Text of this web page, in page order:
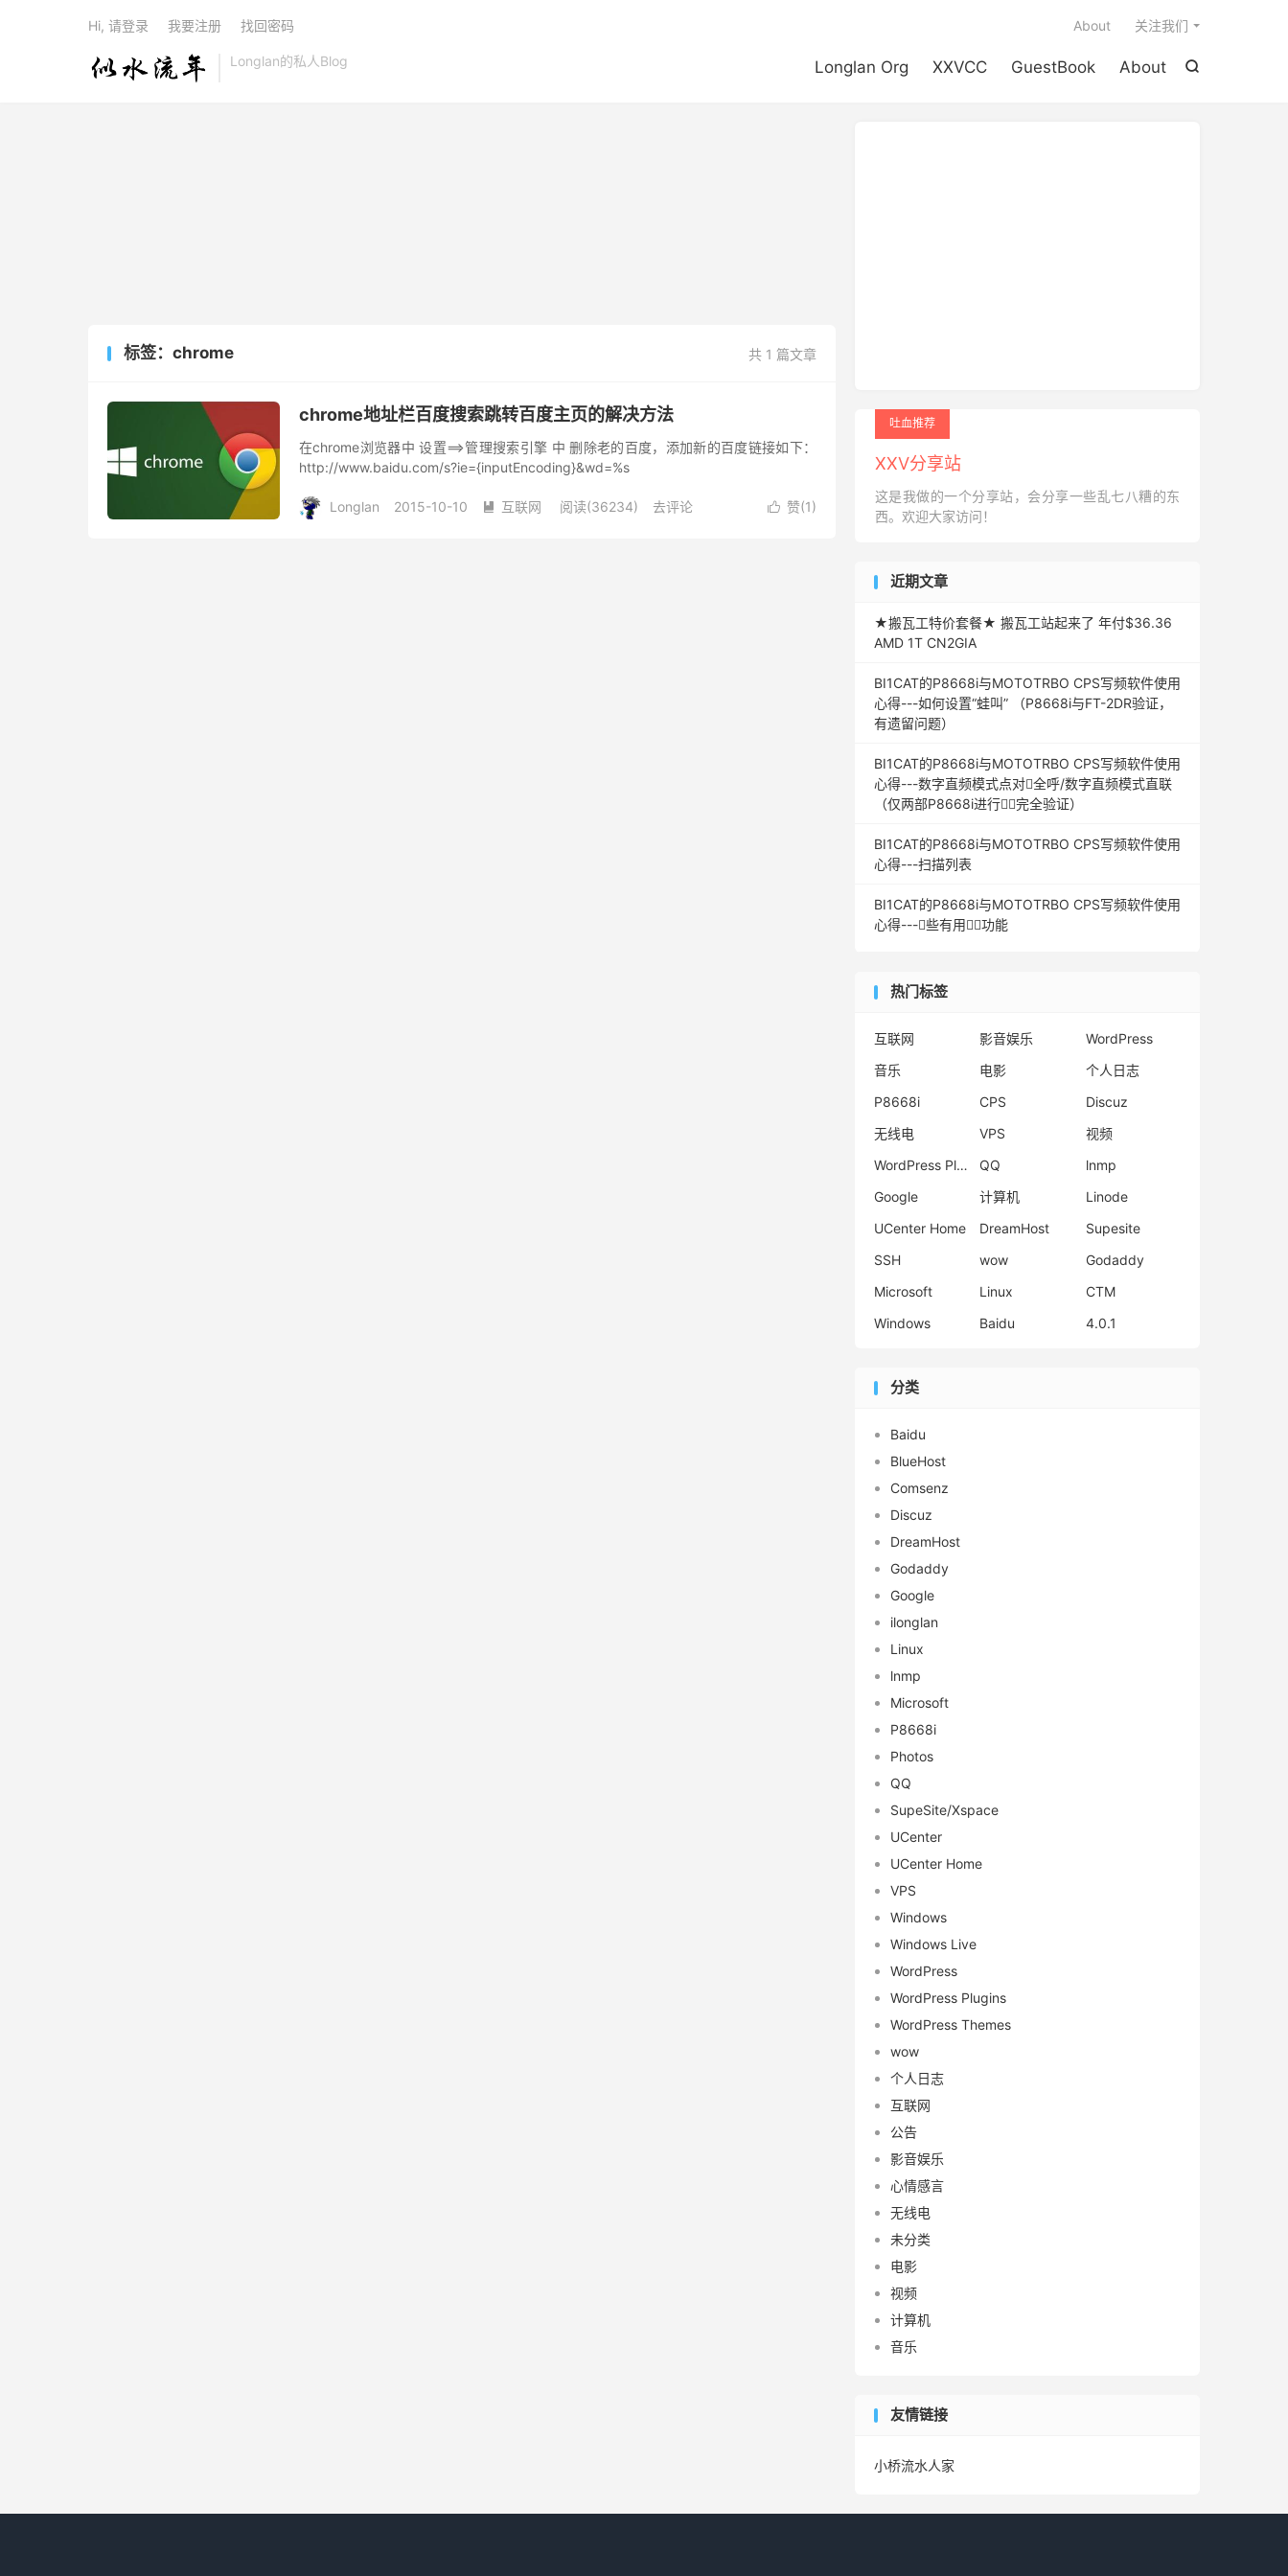
Longlan的私人Blog 
Longlan Org XXVCC GuestBook About
About 关注我们
Hi, 请登录 我要注册 找回密码
共 1 篇文章
标签：chrome
chrome地址栏百度搜索跳转百度主页的解决方法
在chrome浏览器中 设置==>管理搜索引擎 中 删除老的百度，添加新的百度链接如下：
http://www.baidu.com/s?ie={inputEncoding}&wd=%s
 赞(1)
Longlan 2015-10-10  互联网 阅读(36234) 去评论
吐血推荐
XXV分享站
这是我做的一个分享站，会分享一些乱七八糟的东
西。欢迎大家访问！
近期文章
★搬瓦工特价套餐★ 搬瓦工站起来了 年付$36.36
AMD 1T CN2GIA
BI1CAT的P8668i与MOTOTRBO CPS写频软件使用
心得---如何设置“蛙叫” （P8668i与FT-2DR验证，
有遗留问题）
BI1CAT的P8668i与MOTOTRBO CPS写频软件使用
心得---数字直频模式点对全呼/数字直频模式直联
（仅两部P8668i进行完全验证）
BI1CAT的P8668i与MOTOTRBO CPS写频软件使用
心得---扫描列表
BI1CAT的P8668i与MOTOTRBO CPS写频软件使用
心得---些有用功能
热门标签
互联网 影音娱乐
WordPress
音乐
电影
个人日志
P8668i
CPS
Discuz
无线电
VPS
视频
WordPress Plugins
QQ
lnmp
Google
计算机
Linode
UCenter Home
DreamHost
Supesite
SSH
wow
Godaddy
Microsoft
Linux
CTM
Windows
Baidu 4.0.1
分类
Baidu
BlueHost
Comsenz
Discuz
DreamHost
Godaddy
Google
ilonglan
Linux
lnmp
Microsoft
P8668i
Photos
QQ
SupeSite/Xspace
UCenter
UCenter Home
VPS
Windows
Windows Live
WordPress
WordPress Plugins
WordPress Themes
wow
个人日志
互联网
公告
影音娱乐
心情感言
无线电
未分类
电影
视频
计算机
音乐
友情链接
小桥流水人家